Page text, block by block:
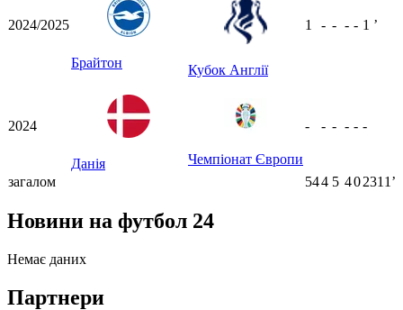
2024/2025
Брайтон Кубок Англії
1 - - - - 1 ʼ
2024
Данія Чемпіонат Європи
- - - - - -
загалом 544 5 402311ʼ
Новини на футбол 24
Немає даних
Партнери